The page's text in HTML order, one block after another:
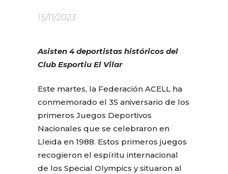
15/11/2023
Asisten 4 deportistas históricos del
Club Esportiu El Vilar
Este martes, la Federación ACELL ha
conmemorado el 35 aniversario de los
primeros Juegos Deportivos
Nacionales que se celebraron en
Lleida en 1988. Estos primeros juegos
recogieron el espíritu internacional
de los Special Olympics y situaron al